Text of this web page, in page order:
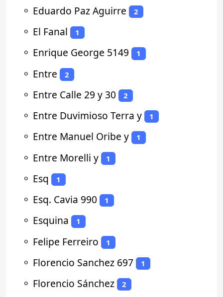
⚬ Eduardo Paz Aguirre 2
⚬ El Fanal 1
⚬ Enrique George 5149 1
⚬ Entre 2
⚬ Entre Calle 29 y 30 2
⚬ Entre Duvimioso Terra y 1
⚬ Entre Manuel Oribe y 1
⚬ Entre Morelli y 1
⚬ Esq 1
⚬ Esq. Cavia 990 1
⚬ Esquina 1
⚬ Felipe Ferreiro 1
⚬ Florencio Sanchez 697 1
⚬ Florencio Sánchez 2